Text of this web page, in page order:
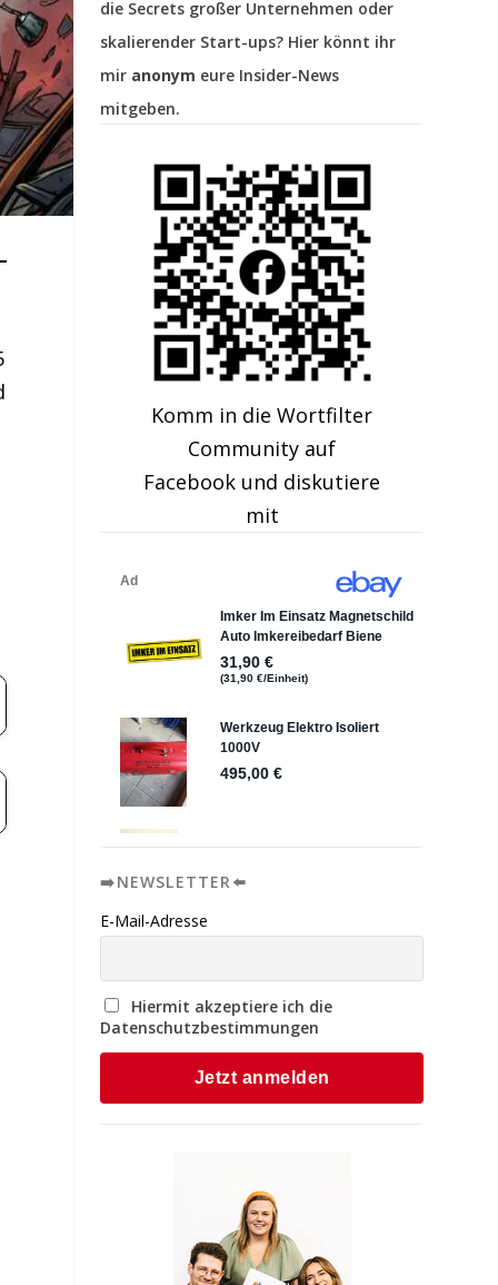
die Secrets großer Unternehmen oder
skalierender Start-ups? Hier könnt ihr
mir anonym eure Insider-News
mitgeben.
Komm in die Wortfilter
Community auf
Facebook und diskutiere
mit
➡️NEWSLETTER⬅️
E-Mail-Adresse
Hiermit akzeptiere ich die
Datenschutzbestimmungen